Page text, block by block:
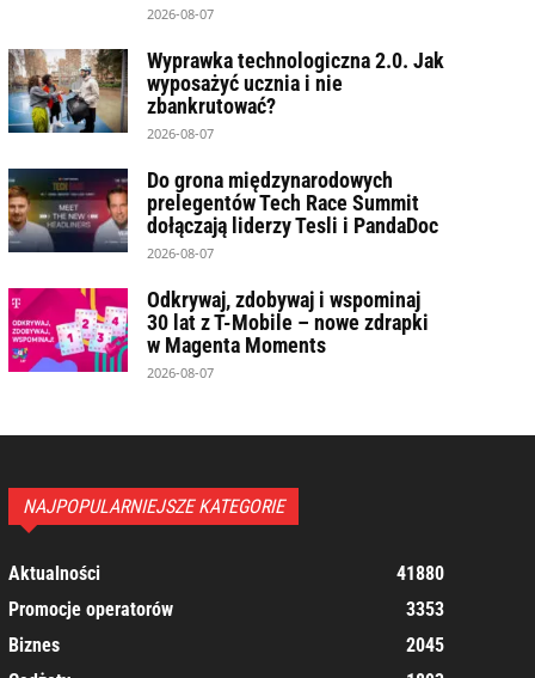
2026-08-07
Wyprawka technologiczna 2.0. Jak
wyposażyć ucznia i nie
zbankrutować?
2026-08-07
Do grona międzynarodowych
prelegentów Tech Race Summit
dołączają liderzy Tesli i PandaDoc
2026-08-07
Odkrywaj, zdobywaj i wspominaj
30 lat z T-Mobile – nowe zdrapki
w Magenta Moments
2026-08-07
NAJPOPULARNIEJSZE KATEGORIE
Aktualności
41880
Promocje operatorów
3353
Biznes
2045